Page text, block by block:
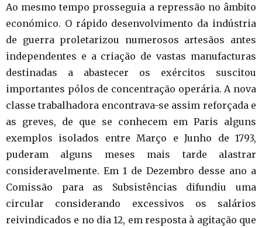
Ao mesmo tempo prosseguia a repressão no âmbito
económico. O rápido desenvolvimento da indústria
de guerra proletarizou numerosos artesãos antes
independentes e a criação de vastas manufacturas
destinadas a abastecer os exércitos suscitou
importantes pólos de concentração operária. A nova
classe trabalhadora encontrava-se assim reforçada e
as greves, de que se conhecem em Paris alguns
exemplos isolados entre Março e Junho de 1793,
puderam alguns meses mais tarde alastrar
consideravelmente. Em 1 de Dezembro desse ano a
Comissão para as Subsistências difundiu uma
circular considerando excessivos os salários
reivindicados e no dia 12, em resposta à agitação que